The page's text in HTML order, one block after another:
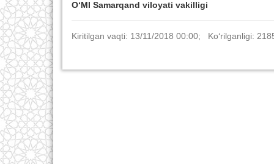
O‘MI Samarqand viloyati vakilligi
Kiritilgan vaqti: 13/11/2018 00:00; Ko‘rilganligi: